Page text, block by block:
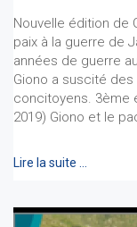
Nouvelle édition de
paix à la guerre de
années de guerre
Giono a suscité
concitoyens. 3ème
2019) Giono et le
Lire la suite …